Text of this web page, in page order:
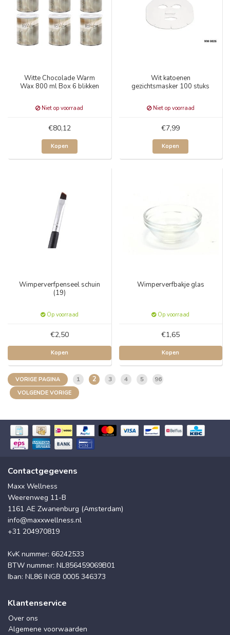
Witte Chocolade Warm
Wax 800 ml Box 6 blikken
Niet op voorraad
€80,12
Kopen
Wit katoenen
gezichtsmasker 100 stuks
Niet op voorraad
€7,99
Kopen
Wimperverfpenseel schuin
(19)
Op voorraad
€2,50
Kopen
Wimperverfbakje glas
Op voorraad
€1,65
Kopen
VORIGE PAGINA 1 2 3 4 5 96
VOLGENDE VORIGE
Contactgegevens
Maxx Wellness
Weerenweg 11-B
1161 AE Zwanenburg (Amsterdam)
info@maxxwellness.nl
+31 204970819
KvK nummer: 66242533
BTW nummer: NL856459069B01
Iban: NL86 INGB 0005 346373
Klantenservice
Over ons
Algemene voorwaarden